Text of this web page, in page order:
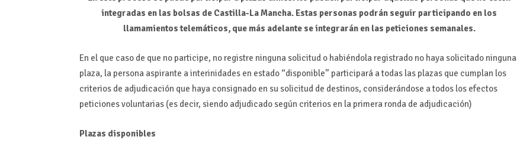
integradas en las bolsas de Castilla-La Mancha. Estas personas podrán seguir participando en los
llamamientos telemáticos, que más adelante se integrarán en las peticiones semanales.
En el que caso de que no participe, no registre ninguna solicitud o habiéndola registrado no haya solicitado ninguna
plaza, la persona aspirante a interinidades en estado “disponible” participará a todas las plazas que cumplan los
criterios de adjudicación que haya consignado en su solicitud de destinos, considerándose a todos los efectos
peticiones voluntarias (es decir, siendo adjudicado según criterios en la primera ronda de adjudicación)
Plazas disponibles